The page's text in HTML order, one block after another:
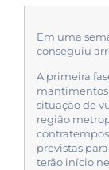
Em uma
conseguiu
A primeira
mantimentos
situação de
região
previstas
terão início